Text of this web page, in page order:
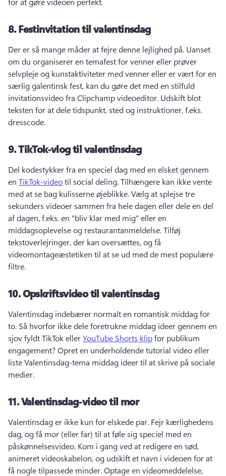
8.Festinvitation til valentinsdag
Der er så mange måder at fejre denne lejlighed på. Uanset
om du organiserer en temafest for venner eller prøver
selvpleje og kunstaktiviteter med venner eller er vært for en
særlig galentinsk fest, kan du gøre det med en stilfuld
invitationsvideo fra Clipchamp videoeditor. Udskift blot
teksten for at dele tidspunkt, sted og instruktioner, f.eks.
dresscode.
9.TikTok-vlog til valentinsdag
Del kodestykker fra en speciel dag med en elsket gennem
en TikTok-video til social deling. Tilhængere kan ikke vente
med at se bag kulisserne øjeblikke. Vælg at splejse tre
sekunders videoer sammen fra hele dagen eller dele en del
af dagen, f.eks. en "bliv klar med mig" eller en
middagsoplevelse og restaurantanmeldelse. Tilføj
tekstoverlejringer, der kan oversættes, og få
videomontageæstetiken til at se ud med de mest populære
filtre.
10.Opskriftsvideo til valentinsdag
Valentinsdag indebærer normalt en romantisk middag for
to. Så hvorfor ikke dele foretrukne middag ideer gennem en
sjov fyldt TikTok eller YouTube Shorts klip for publikum
engagement? Opret en underholdende tutorial video eller
liste Valentinsdag-tema middag ideer til at skrive på sociale
medier.
11.Valentinsdag-video til mor
Valentinsdag er ikke kun for elskede par. Fejr kærlighedens
dag, og få mor (eller far) til at føle sig speciel med en
påskønnelsesvideo. Kom i gang ved at redigere en sød,
animeret videoskabelon, og udskift et navn i videoen for at
få nogle tilpassede minder. Optage en videomeddelelse,